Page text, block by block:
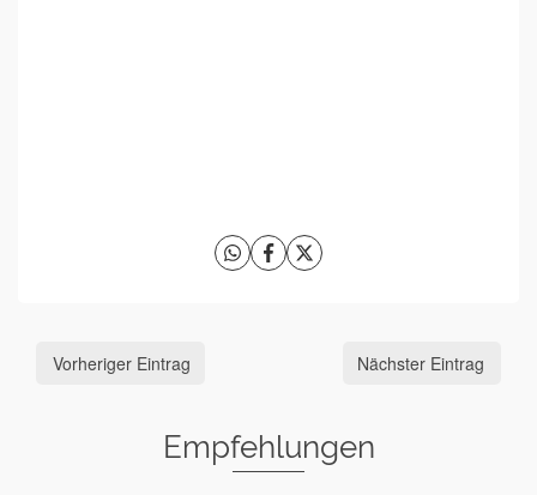
Vorheriger Eintrag Nächster Eintrag
Empfehlungen